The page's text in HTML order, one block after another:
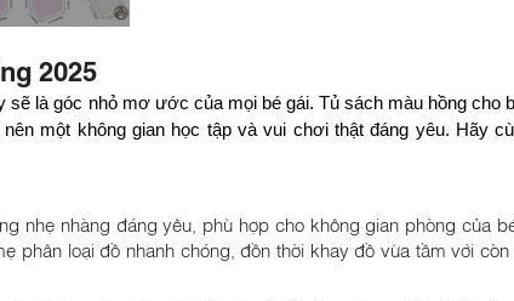
2025
sẽ là góc nhỏ mơ ước của mọi bé gái. Tủ sách màu hồng cho
một không gian học tập và vui chơi thật đáng yêu. Hãy
nhẹ nhàng đáng yêu, phù hợp cho không gian phòng của
phân loại đồ nhanh chóng, đồn thời khay đồ vừa tầm với